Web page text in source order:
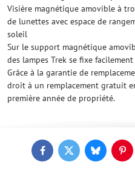
Visière magnétique amovible à
de lunettes avec espace de
soleil
Sur le support magnétique
des lampes Trek se fixe facilement
Grâce à la garantie de
droit à un remplacement gratuit
première année de propriété.
FacebookTwitterBluesky